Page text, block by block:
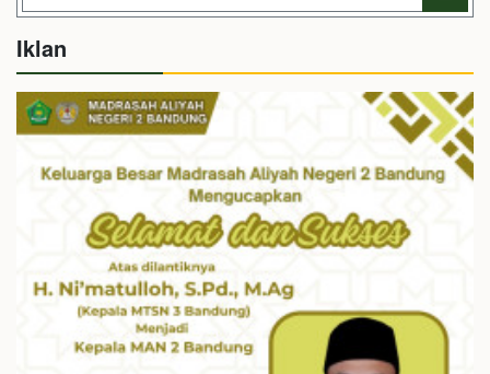
Iklan